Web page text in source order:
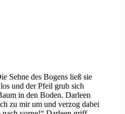
Sehne des Bogens ließ sie
und der Pfeil grub sich
in den Boden. Darleen
zu mir um und verzog dabei